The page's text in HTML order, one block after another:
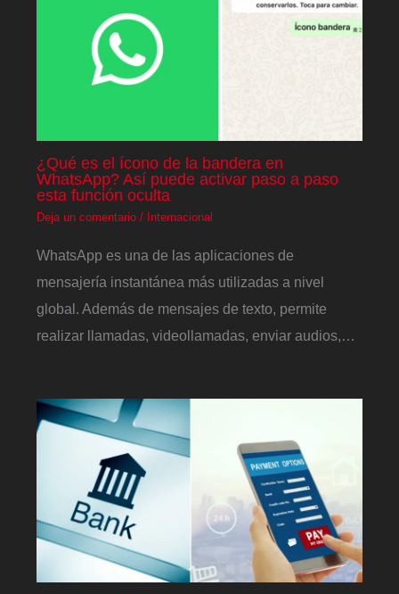
¿Qué es el ícono de la bandera en
WhatsApp? Así puede activar paso a paso
esta función oculta
Deja un comentario / Internacional
WhatsApp es una de las aplicaciones de
mensajería instantánea más utilizadas a nivel
global. Además de mensajes de texto, permite
realizar llamadas, videollamadas, enviar audios,…